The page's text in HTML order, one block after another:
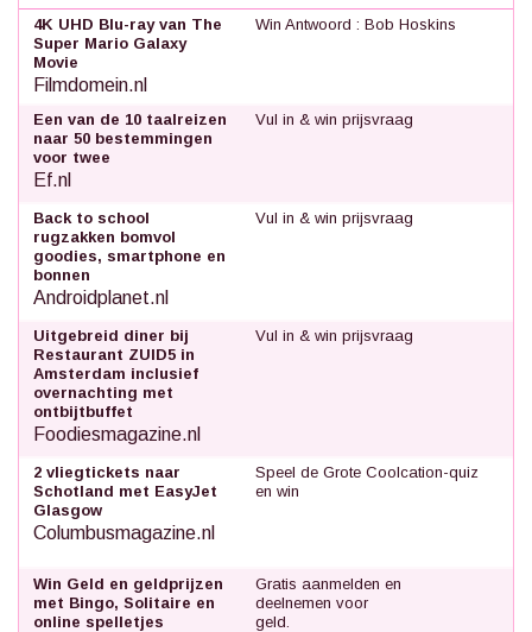
4K UHD Blu-ray van The
Super Mario Galaxy
Movie
Filmdomein.nl
Win Antwoord : Bob Hoskins
Een van de 10 taalreizen
naar 50 bestemmingen
voor twee
Ef.nl
Vul in & win prijsvraag
Back to school
rugzakken bomvol
goodies, smartphone en
bonnen
Androidplanet.nl
Vul in & win prijsvraag
Uitgebreid diner bij
Restaurant ZUID5 in
Amsterdam inclusief
overnachting met
ontbijtbuffet
Foodiesmagazine.nl
Vul in & win prijsvraag
2 vliegtickets naar
Schotland met EasyJet
Glasgow
Columbusmagazine.nl
Speel de Grote Coolcation-quiz
en win
Win Geld en geldprijzen
met Bingo, Solitaire en
online spelletjes
Gratis aanmelden en
deelnemen voor
geld.